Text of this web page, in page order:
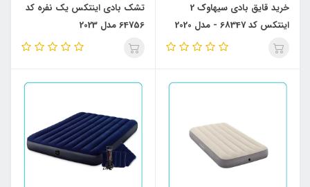
خرید قایق بادی سیهاوک 2
اینتکس کد 68347 - مدل 2020
تشک بادی اینتکس یک نفره کد
64756 مدل 2023